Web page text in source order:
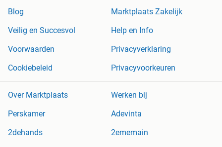
Blog
Marktplaats Zakelijk
Veilig en Succesvol
Help en Info
Voorwaarden
Privacyverklaring
Cookiebeleid
Privacyvoorkeuren
Over Marktplaats
Werken bij
Perskamer
Adevinta
2dehands
2ememain